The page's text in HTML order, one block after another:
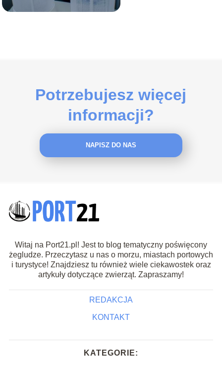
Potrzebujesz więcej
informacji?
NAPISZ DO NAS
Witaj na Port21.pl! Jest to blog tematyczny poświęcony
żegludze. Przeczytasz u nas o morzu, miastach portowych
i turystyce! Znajdziesz tu również wiele ciekawostek oraz
artykuły dotyczące zwierząt. Zapraszamy!
REDAKCJA
KONTAKT
KATEGORIE: